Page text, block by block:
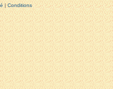
|Conditions